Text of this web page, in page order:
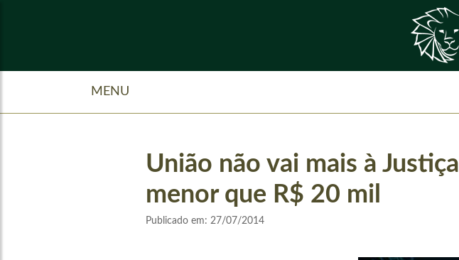
MENU
União não vai mais à
menor que R$ 20 mil
Publicado em: 27/07/2014